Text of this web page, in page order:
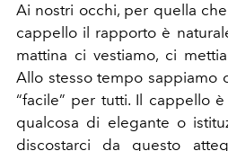
Ai nostri occhi, per quella
cappello il rapporto è
mattina ci vestiamo, ci
Allo stesso tempo sappiamo
“facile” per tutti. Il cappello
qualcosa di elegante o
discostarci da questo